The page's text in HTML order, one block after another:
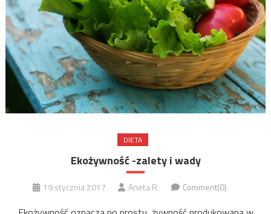
DIETA
Ekożywność -zalety i wady
19 stycznia 2017 Aneta R. Comment(0)